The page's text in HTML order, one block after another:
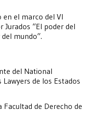
en el marco del VI
Jurados “El poder del
mundo”.
del National
de los Estados
de Derecho de